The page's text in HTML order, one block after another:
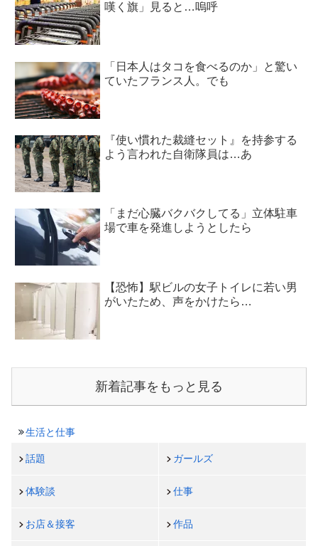
嘆く旗」見ると…嗚呼
「日本人はタコを食べるのか」と驚い
ていたフランス人。でも
『使い慣れた裁縫セット』を持参する
よう言われた自衛隊員は…あ
「まだ心臓バクバクしてる」立体駐車
場で車を発進しようとしたら
【恐怖】駅ビルの女子トイレに若い男
がいたため、声をかけたら…
新着記事をもっと見る
生活と仕事
話題 ガールズ
体験談 仕事
お店＆接客 作品